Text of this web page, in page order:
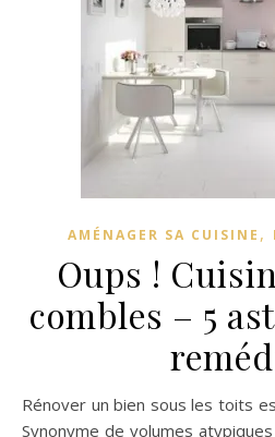
AMÉNAGER SA CUISINE ,
Oups !
combles – 5
Rénover un bien sous les toits est un rêve pour beaucoup.
Synonyme de volumes